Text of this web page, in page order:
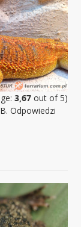
3,67out of 5)
Odpowiedzi